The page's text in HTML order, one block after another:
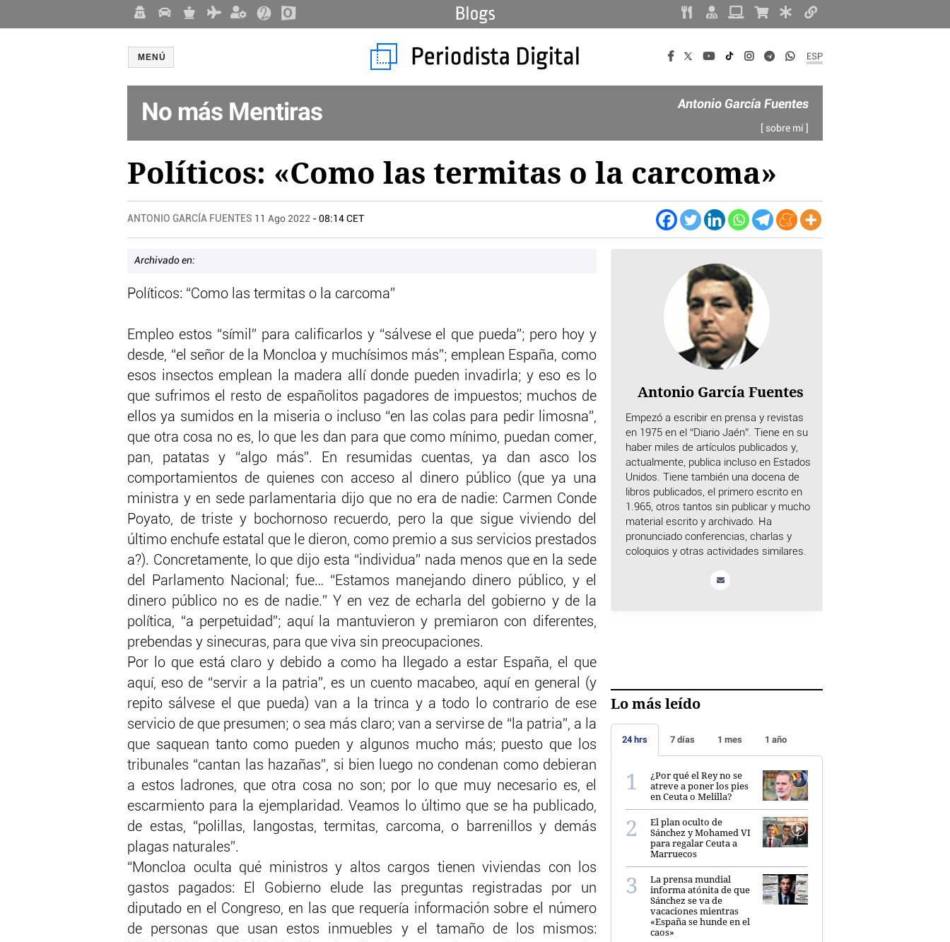
ESP
MENÚ
No más Mentiras Antonio García Fuentes
[ sobre mí ]
Políticos: «Como las termitas o la carcoma»
ANTONIO GARCÍA FUENTES 11 Ago 2022 - 08:14 CET
Archivado en:
Políticos: “Como las termitas o la carcoma”
Empleo estos “símil” para calificarlos y “sálvese el que pueda”; pero hoy y
desde, “el señor de la Moncloa y muchísimos más”; emplean España, como
esos insectos emplean la madera allí donde pueden invadirla; y eso es lo
que sufrimos el resto de españolitos pagadores de impuestos; muchos de
ellos ya sumidos en la miseria o incluso “en las colas para pedir limosna”,
que otra cosa no es, lo que les dan para que como mínimo, puedan comer,
pan, patatas y “algo más”. En resumidas cuentas, ya dan asco los
comportamientos de quienes con acceso al dinero público (que ya una
ministra y en sede parlamentaria dijo que no era de nadie: Carmen Conde
Poyato, de triste y bochornoso recuerdo, pero la que sigue viviendo del
último enchufe estatal que le dieron, como premio a sus servicios prestados
a?). Concretamente, lo que dijo esta “individua” nada menos que en la sede
del Parlamento Nacional; fue… “Estamos manejando dinero público, y el
dinero público no es de nadie.” Y en vez de echarla del gobierno y de la
política, “a perpetuidad”; aquí la mantuvieron y premiaron con diferentes,
prebendas y sinecuras, para que viva sin preocupaciones.
Por lo que está claro y debido a como ha llegado a estar España, el que
aquí, eso de “servir a la patria”, es un cuento macabeo, aquí en general (y
repito sálvese el que pueda) van a la trinca y a todo lo contrario de ese
servicio de que presumen; o sea más claro; van a servirse de “la patria”, a la
que saquean tanto como pueden y algunos mucho más; puesto que los
tribunales “cantan las hazañas”, si bien luego no condenan como debieran
a estos ladrones, que otra cosa no son; por lo que muy necesario es, el
escarmiento para la ejemplaridad. Veamos lo último que se ha publicado,
de estas, “polillas, langostas, termitas, carcoma, o barrenillos y demás
plagas naturales”.
“Moncloa oculta qué ministros y altos cargos tienen viviendas con los
gastos pagados: El Gobierno elude las preguntas registradas por un
diputado en el Congreso, en las que requería información sobre el número
de personas que usan estos inmuebles y el tamaño de los mismos:
Antonio García Fuentes
Empezó a escribir en prensa y revistas
en 1975 en el “Diario Jaén”. Tiene en su
haber miles de artículos publicados y,
actualmente, publica incluso en Estados
Unidos. Tiene también una docena de
libros publicados, el primero escrito en
1.965, otros tantos sin publicar y mucho
material escrito y archivado. Ha
pronunciado conferencias, charlas y
coloquios y otras actividades similares.
Lo más leído
24 hrs 7 días 1 mes 1 año
¿Por qué el Rey no se
atreve a poner los pies
en Ceuta o Melilla?
El plan oculto de
Sánchez y Mohamed VI
para regalar Ceuta a
Marruecos
La prensa mundial
informa atónita de que
Sánchez se va de
vacaciones mientras
«España se hunde en el
caos»